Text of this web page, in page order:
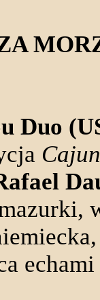
Duo
Cajun